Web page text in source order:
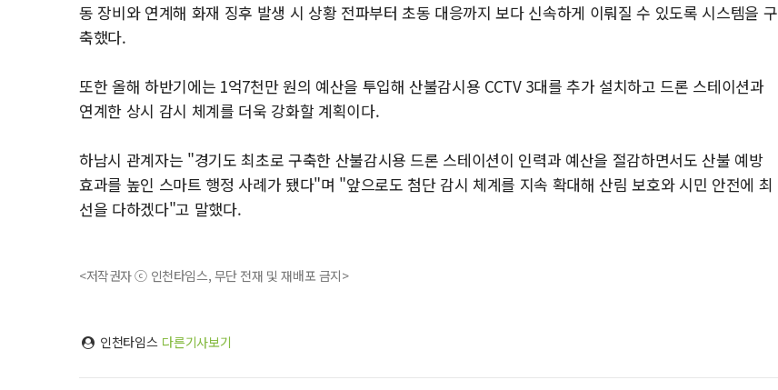
동 장비와 연계해 화재 징후 발생 시 상황 전파부터 초동 대응까지 보다 신속하게 이뤄질 수 있도록 시스템을 구
축했다.
또한 올해 하반기에는 1억7천만 원의 예산을 투입해 산불감시용 CCTV 3대를 추가 설치하고 드론 스테이션과
연계한 상시 감시 체계를 더욱 강화할 계획이다.
하남시 관계자는 "경기도 최초로 구축한 산불감시용 드론 스테이션이 인력과 예산을 절감하면서도 산불 예방
효과를 높인 스마트 행정 사례가 됐다"며 "앞으로도 첨단 감시 체계를 지속 확대해 산림 보호와 시민 안전에 최
선을 다하겠다"고 말했다.
<저작권자 ⓒ 인천타임스, 무단 전재 및 재배포 금지>
인천타임스 다른기사보기